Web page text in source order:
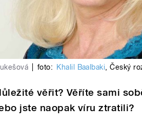
foto: Khalil Baalbaki,Český
věřit? Věříte sami
jste naopak víru ztratili?